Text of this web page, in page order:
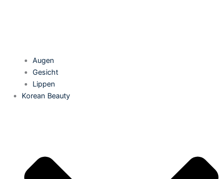
Augen
Gesicht
Lippen
Korean Beauty